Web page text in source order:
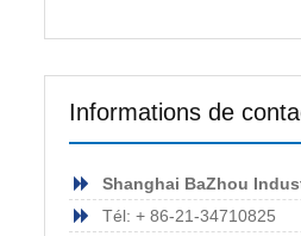
Informations de
Shanghai BaZhou
Tél: + 86-21-34710825